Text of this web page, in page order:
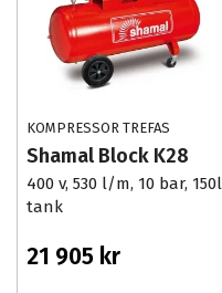
KOMPRESSOR TREFAS
Shamal Block K28
400 v, 530 l/m, 10 bar, 150l
tank
21 905 kr